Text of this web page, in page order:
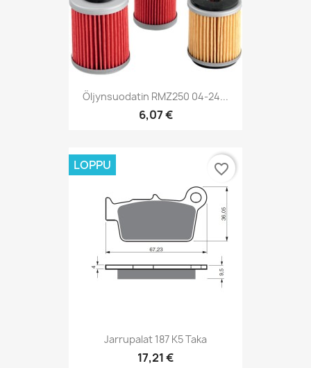
Öljynsuodatin RMZ250 04-24...
6,07 €
Jarrupalat 187 K5 Taka
17,21 €
LOPPU favorite_border